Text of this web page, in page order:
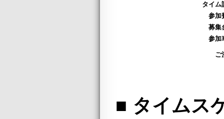
タイム
参加
募集
参加
ご
■ タイムス